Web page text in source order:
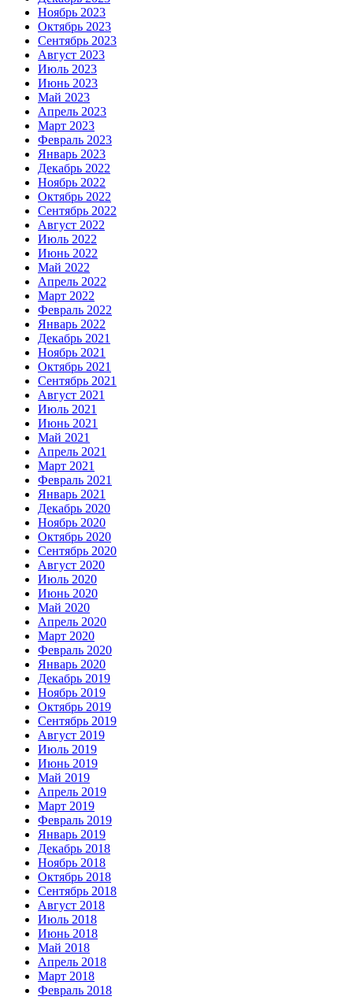
Ноябрь 2023
Октябрь 2023
Сентябрь 2023
Август 2023
Июль 2023
Июнь 2023
Май 2023
Апрель 2023
Март 2023
Февраль 2023
Январь 2023
Декабрь 2022
Ноябрь 2022
Октябрь 2022
Сентябрь 2022
Август 2022
Июль 2022
Июнь 2022
Май 2022
Апрель 2022
Март 2022
Февраль 2022
Январь 2022
Декабрь 2021
Ноябрь 2021
Октябрь 2021
Сентябрь 2021
Август 2021
Июль 2021
Июнь 2021
Май 2021
Апрель 2021
Март 2021
Февраль 2021
Январь 2021
Декабрь 2020
Ноябрь 2020
Октябрь 2020
Сентябрь 2020
Август 2020
Июль 2020
Июнь 2020
Май 2020
Апрель 2020
Март 2020
Февраль 2020
Январь 2020
Декабрь 2019
Ноябрь 2019
Октябрь 2019
Сентябрь 2019
Август 2019
Июль 2019
Июнь 2019
Май 2019
Апрель 2019
Март 2019
Февраль 2019
Январь 2019
Декабрь 2018
Ноябрь 2018
Октябрь 2018
Сентябрь 2018
Август 2018
Июль 2018
Июнь 2018
Май 2018
Апрель 2018
Март 2018
Февраль 2018